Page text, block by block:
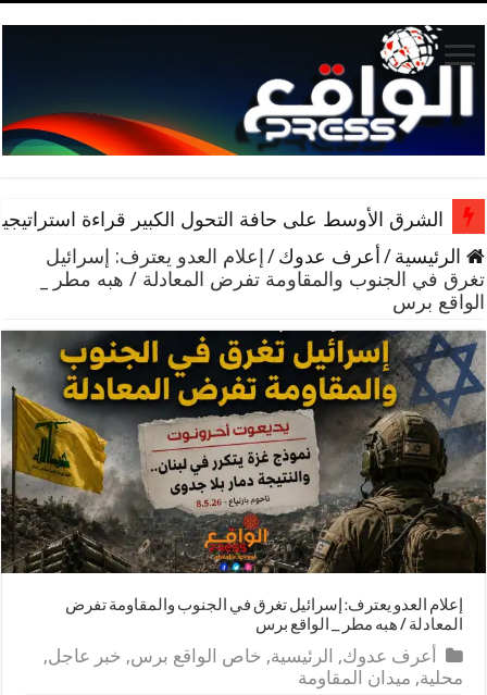
الشرق الأوسط على حافة التحول الكبير قراءة
الرئيسية /أعرف عدوك / إعلام العدو يعترف: إسرائيل
تغرق في الجنوب والمقاومة تفرض المعادلة / هبه مطر _
الواقع برس
إعلام العدو يعترف: إسرائيل تغرق في الجنوب والمقاومة تفرض
المعادلة / هبه مطر _ الواقع برس
أعرف عدوك, الرئيسية, خاص الواقع برس, خبر عاجل,
محلية, ميدان المقاومة